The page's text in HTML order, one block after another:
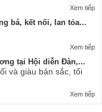
Xem tiếp
bá, kết nối, lan tỏa...
Xem tiếp
tại Hội diễn Đàn,...
và giàu bản sắc, tối
Xem tiếp